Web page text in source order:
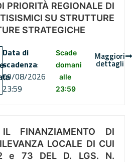
PRIORITÀ REGIONALE DI
SU STRUTTURE
STRATEGICHE
Data di
scadenza:
09/08/2026
23:59
Scade
domani
alle
23:59
Maggiori
dettagli
FINANZIAMENTO DI
LOCALE DI CUI
e 73 DEL D. LGS. N.